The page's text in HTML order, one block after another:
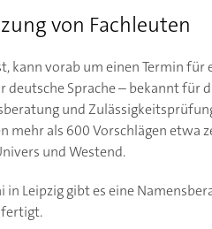
von Fachleuten
kann vorab um einen Termin
deutsche Sprache – bekannt für
und
mehr als 600 Vorschlägen etwa
und Westend.
in Leipzig gibt es eine